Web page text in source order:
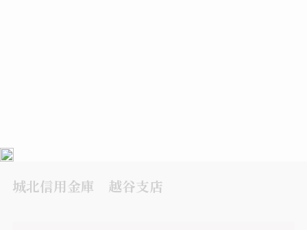
城北信用金庫 越谷支店